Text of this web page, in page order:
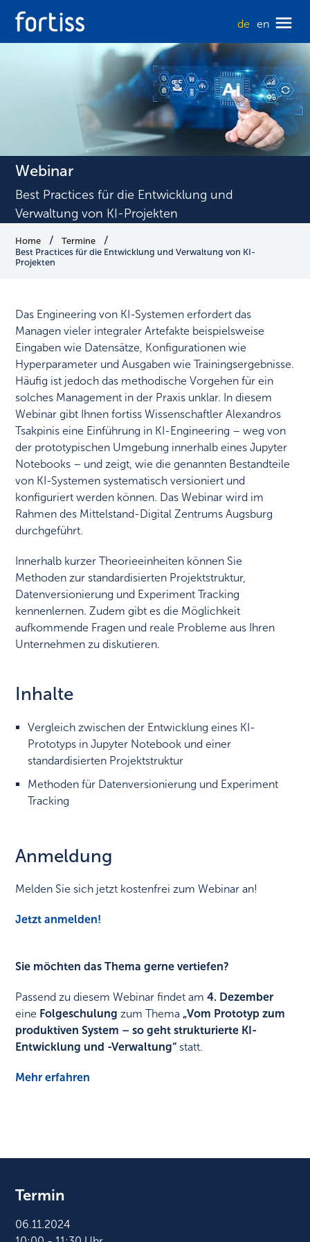
de en
Webinar
Best Practices für die Entwicklung und
Verwaltung von KI-Projekten​
Home
Termine
Best Practices für die Entwicklung und Verwaltung von KI-
Projekten​
Das Engineering von KI-Systemen erfordert das
Managen vieler integraler Artefakte beispielsweise
Eingaben wie Datensätze, Konfigurationen wie
Hyperparameter und Ausgaben wie Trainingsergebnisse.
Häufig ist jedoch das methodische Vorgehen für ein
solches Management in der Praxis unklar. In diesem
Webinar gibt Ihnen fortiss Wissenschaftler Alexandros
Tsakpinis eine Einführung in KI-Engineering – weg von
der prototypischen Umgebung innerhalb eines Jupyter
Notebooks – und zeigt, wie die genannten Bestandteile
von KI-Systemen systematisch versioniert und
konfiguriert werden können. ​Das Webinar wird im
Rahmen des Mittelstand-Digital Zentrums Augsburg
durchgeführt.
Innerhalb kurzer Theorieeinheiten können Sie
Methoden zur standardisierten Projektstruktur,
Datenversionierung und Experiment Tracking
kennenlernen. Zudem gibt es die Möglichkeit
aufkommende Fragen und reale Probleme aus Ihren
Unternehmen zu diskutieren.
Inhalte​
Vergleich zwischen der Entwicklung eines KI-
Prototyps in Jupyter Notebook und einer
standardisierten Projektstruktur​
Methoden für Datenversionierung und Experiment
Tracking​
Anmeldung
Melden Sie sich jetzt kostenfrei zum Webinar an!
Jetzt anmelden!
Sie möchten das Thema gerne vertiefen?
Passend zu diesem Webinar findet am 4. Dezember
eine Folgeschulungzum Thema „Vom Prototyp zum
produktiven System – so geht strukturierte KI-
Entwicklung und -Verwaltung“ statt.​
Mehr erfahren
Termin
06.11.2024